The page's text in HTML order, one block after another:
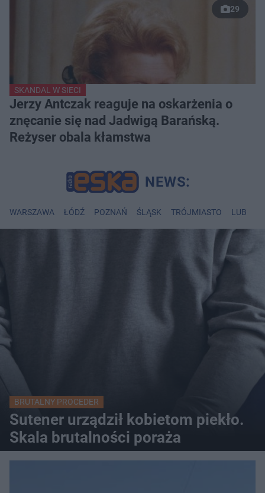
29
SKANDAL W SIECI
Jerzy Antczak reaguje na oskarżenia o
znęcanie się nad Jadwigą Barańską.
Reżyser obala kłamstwa
WARSZAWA ŁÓDŹ POZNAŃ ŚLĄSK TRÓJMIASTO LUBLIN
BRUTALNY PROCEDER
Sutener urządził kobietom piekło.
Skala brutalności poraża